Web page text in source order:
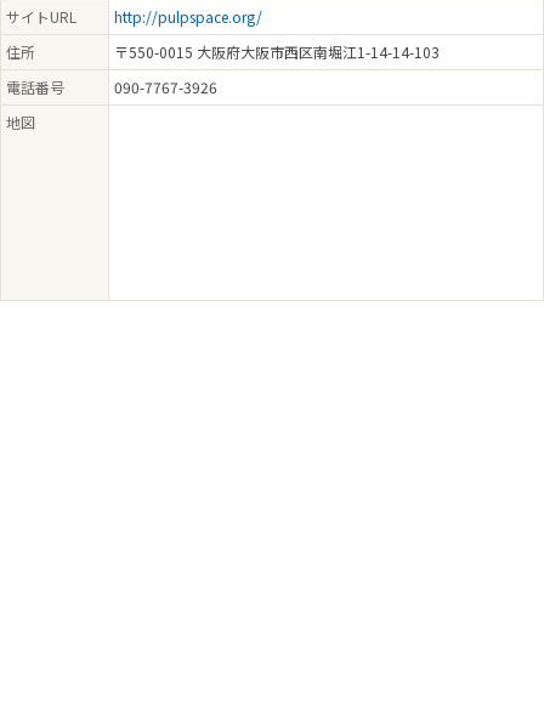
サイトURL
http://pulpspace.org/
住所
〒550-0015 大阪府大阪市西区南堀江1-14-14-103
電話番号
090-7767-3926
地図